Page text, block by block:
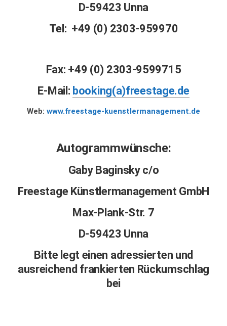
D-59423 Unna
Tel: +49 (0) 2303-959970
Fax: +49 (0) 2303-9599715
E-Mail: booking(a)freestage.de
Web: www.freestage-kuenstlermanagement.de
Autogrammwünsche:
Gaby Baginsky c/o
Freestage Künstlermanagement GmbH
Max-Plank-Str. 7
D-59423 Unna
Bitte legt einen adressierten und
ausreichend frankierten Rückumschlag
bei